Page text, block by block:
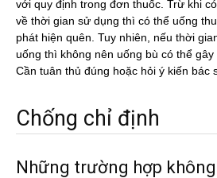
với quy định trong đơn thuốc. Trừ khi
về thời gian sử dụng thì có thể uống
phát hiện quên. Tuy nhiên, nếu thời
uống thì không nên uống bù có thể gây
Cần tuân thủ đúng hoặc hỏi ý kiến bác
Chống chỉ định
Những trường hợp